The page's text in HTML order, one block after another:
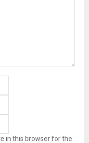
in this browser for the